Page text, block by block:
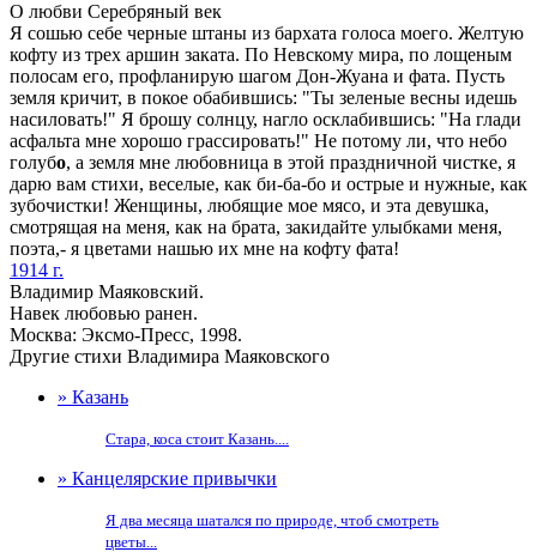
О любви Серебряный век
Я сошью себе черные штаны из бархата голоса моего. Желтую
кофту из трех аршин заката. По Невскому мира, по лощеным
полосам его, профланирую шагом Дон-Жуана и фата. Пусть
земля кричит, в покое обабившись: "Ты зеленые весны идешь
насиловать!" Я брошу солнцу, нагло осклабившись: "На глади
асфальта мне хорошо грассировать!" Не потому ли, что небо
голубо, а земля мне любовница в этой праздничной чистке, я
дарю вам стихи, веселые, как би-ба-бо и острые и нужные, как
зубочистки! Женщины, любящие мое мясо, и эта девушка,
смотрящая на меня, как на брата, закидайте улыбками меня,
поэта,- я цветами нашью их мне на кофту фата!
1914 г.
Владимир Маяковский.
Навек любовью ранен.
Москва: Эксмо-Пресс, 1998.
Другие стихи Владимира Маяковского
» Казань
Стара, коса стоит Казань....
» Канцелярские привычки
Я два месяца шатался по природе, чтоб смотреть
цветы...